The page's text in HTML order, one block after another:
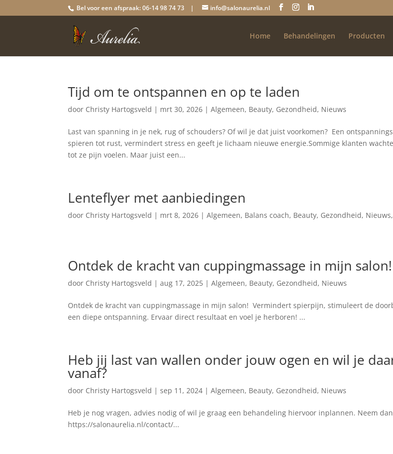
Bel voor een afspraak: 06-14 98 74 73 | info@salonaurelia.nl
Home Behandelingen Producten
Tijd om te ontspannen en op te laden
door Christy Hartogsveld | mrt 30, 2026 |Algemeen, Beauty, Gezondheid, Nieuws
Last van spanning in je nek, rug of schouders? Of wil je dat juist voorkomen? Een
spieren tot rust, vermindert stress en geeft je lichaam nieuwe energie.Sommige klanten
tot ze pijn voelen. Maar juist een...
Lenteflyer met aanbiedingen
door Christy Hartogsveld | mrt 8, 2026 |Algemeen, Balans coach, Beauty, Gezondheid, Nieuws
Ontdek de kracht van cuppingmassage in mijn salon!
door Christy Hartogsveld |aug 17, 2025 |Algemeen, Beauty, Gezondheid, Nieuws
Ontdek de kracht van cuppingmassage in mijn salon! Vermindert spierpijn, stimuleert de
een diepe ontspanning. Ervaar direct resultaat en voel je herboren! ...
Heb jij last van wallen onder jouw ogen en wil je
vanaf?
door Christy Hartogsveld |sep 11, 2024 |Algemeen, Beauty, Gezondheid, Nieuws
Heb je nog vragen, advies nodig of wil je graag een behandeling hiervoor inplannen. Neem
https://salonaurelia.nl/contact/...